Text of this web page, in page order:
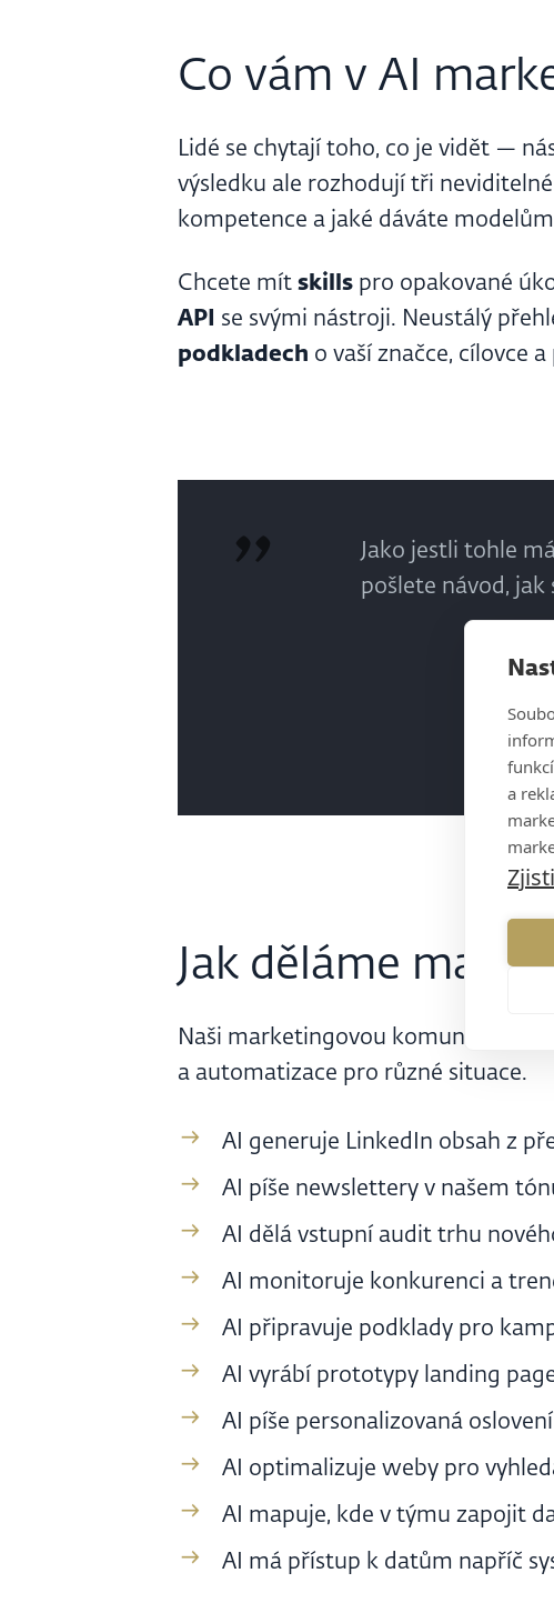
a
Co vám v AI
Lidé se chytají toho, co je vidět —
výsledku ale rozhodují tři
kompetence a jaké dáváte
Chcete mít skills pro opakované
API
se svými nástroji. Neustálý
podkladech o vaší značce, cílovce
Jako jestli tohle
pošlete návod,
Jak děláme
Naši marketingovou komunikaci
a automatizace pro různé situace.
AI generuje LinkedIn obsah z
AI píše newslettery v našem
AI dělá vstupní audit trhu
AI monitoruje konkurenci a
AI připravuje podklady pro
AI vyrábí prototypy landing
AI píše personalizovaná
AI optimalizuje weby pro
AI mapuje, kde v týmu zapojit
AI má přístup k datům napříč